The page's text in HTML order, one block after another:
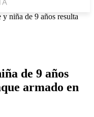
niña de 9 años resulta
de 9 años
armado en